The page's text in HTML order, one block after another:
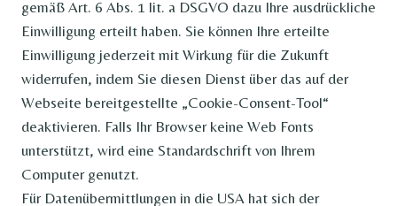
gemäß Art. 6 Abs. 1 lit. a DSGVO dazu Ihre ausdrückliche
Einwilligung erteilt haben. Sie können Ihre erteilte
Einwilligung jederzeit mit Wirkung für die Zukunft
widerrufen, indem Sie diesen Dienst über das auf der
Webseite bereitgestellte „Cookie-Consent-Tool“
deaktivieren. Falls Ihr Browser keine Web Fonts
unterstützt, wird eine Standardschrift von Ihrem
Computer genutzt.
Für Datenübermittlungen in die USA hat sich der